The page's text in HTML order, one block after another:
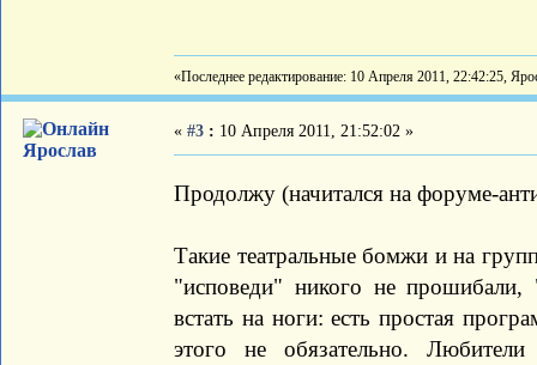
«Последнее редактирование: 10 Апреля 2011, 22:42:25,
Ярослав
« #3 : 10 Апреля 2011, 21:52:02 »
Продолжу (начитался на форуме-
Такие театральные бомжи и на
"исповеди" никого не прошибали,
встать на ноги: есть простая
этого не обязательно.